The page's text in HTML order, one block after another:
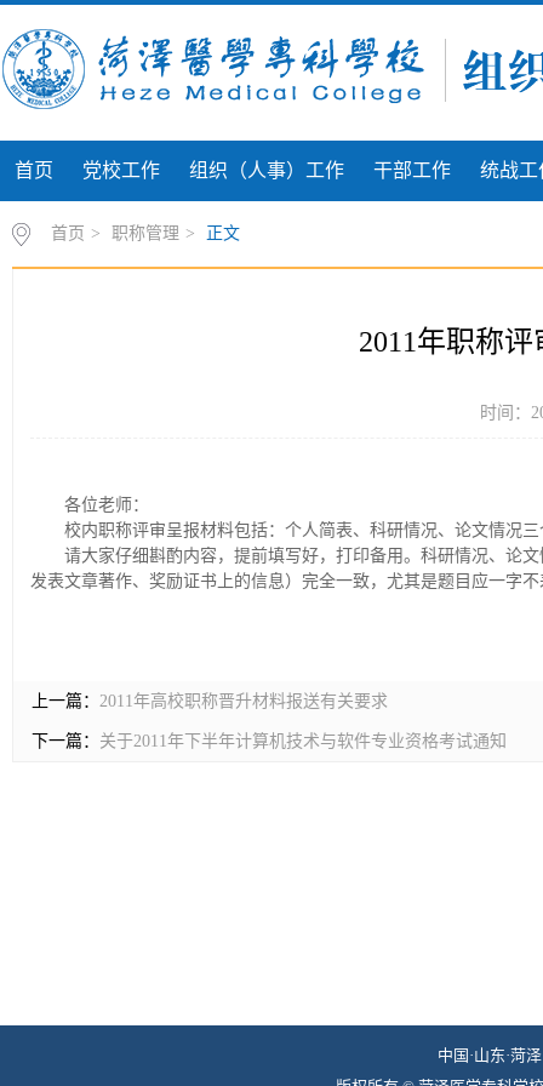
首页 党校工作 组织（人事）工作 干部工作 统战工
首页 > 职称管理 > 正文
2011年职称
时间：
各位老师：
校内职称评审呈报材料包括：个人简表、科研情况、论文情况
请大家仔细斟酌内容，提前填写好，打印备用。科研情况、论
发表文章著作、奖励证书上的信息）完全一致，尤其是题目应一字
上一篇： 2011年高校职称晋升材料报送有关要求
下一篇： 关于2011年下半年计算机技术与软件专业资格考试通知
中国·山东·菏